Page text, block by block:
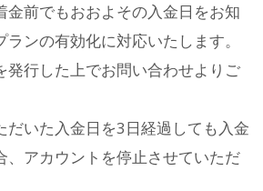
前でもおおよその入金日をお知
ンの有効化に対応いたします。
発行した上でお問い合わせよりご
だいた入金日を3日経過しても入金
、アカウントを停止させていただ